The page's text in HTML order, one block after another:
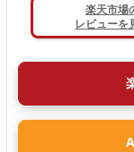
楽天市場
レビューを